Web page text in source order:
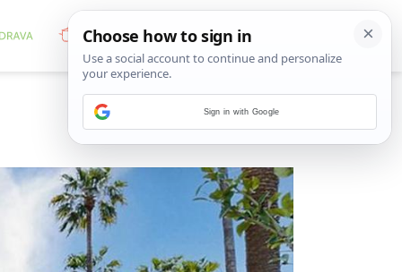
Sign in with Google